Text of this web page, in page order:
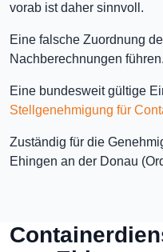
vorab ist daher sinnvoll.
Eine falsche Zuordnung
Nachberechnungen führen.
Eine bundesweit gültige
Stellgenehmigung für
Zuständig für die
Ehingen an der Donau